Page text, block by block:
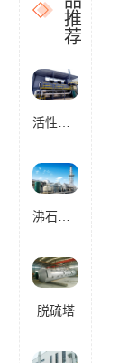
推
荐
脱硫塔